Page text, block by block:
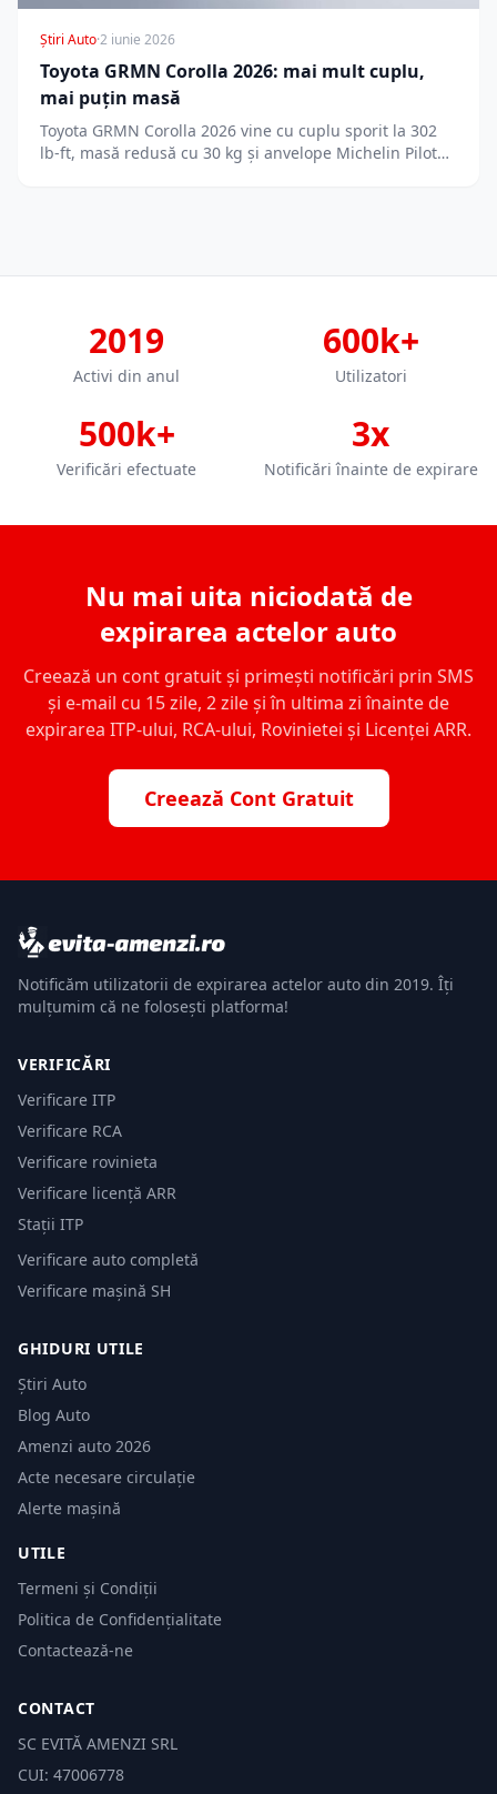
Știri Auto·2 iunie 2026
Toyota GRMN Corolla 2026: mai mult cuplu,
mai puțin masă
Toyota GRMN Corolla 2026 vine cu cuplu sporit la 302
lb-ft, masă redusă cu 30 kg și anvelope Michelin Pilot…
2019
Activi din anul
600k+
Utilizatori
500k+
Verificări efectuate
3x
Notificări înainte de expirare
Nu mai uita niciodată de
expirarea actelor auto
Creează un cont gratuit și primești notificări prin SMS
și e-mail cu 15 zile, 2 zile și în ultima zi înainte de
expirarea ITP-ului, RCA-ului, Rovinietei și Licenței ARR.
Creează Cont Gratuit
Notificăm utilizatorii de expirarea actelor auto din 2019. Îți
mulțumim că ne folosești platforma!
VERIFICĂRI
Verificare ITP
Verificare RCA
Verificare rovinieta
Verificare licență ARR
Stații ITP
Verificare auto completă
Verificare mașină SH
GHIDURI UTILE
Știri Auto
Blog Auto
Amenzi auto 2026
Acte necesare circulație
Alerte mașină
UTILE
Termeni și Condiții
Politica de Confidențialitate
Contactează-ne
CONTACT
SC EVITĂ AMENZI SRL
CUI: 47006778